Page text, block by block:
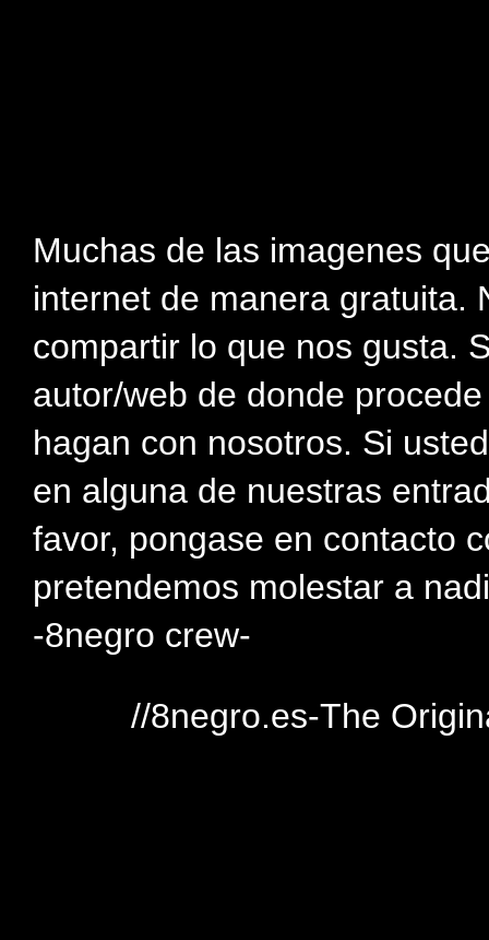
Muchas de las imagenes
internet de manera gratuita.
compartir lo que nos gusta.
autor/web de donde
hagan con nosotros. Si
en alguna de nuestras
favor, pongase en contacto
pretendemos molestar a
-8negro crew-
//8negro.es-The